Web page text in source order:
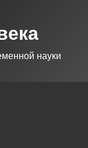
науки